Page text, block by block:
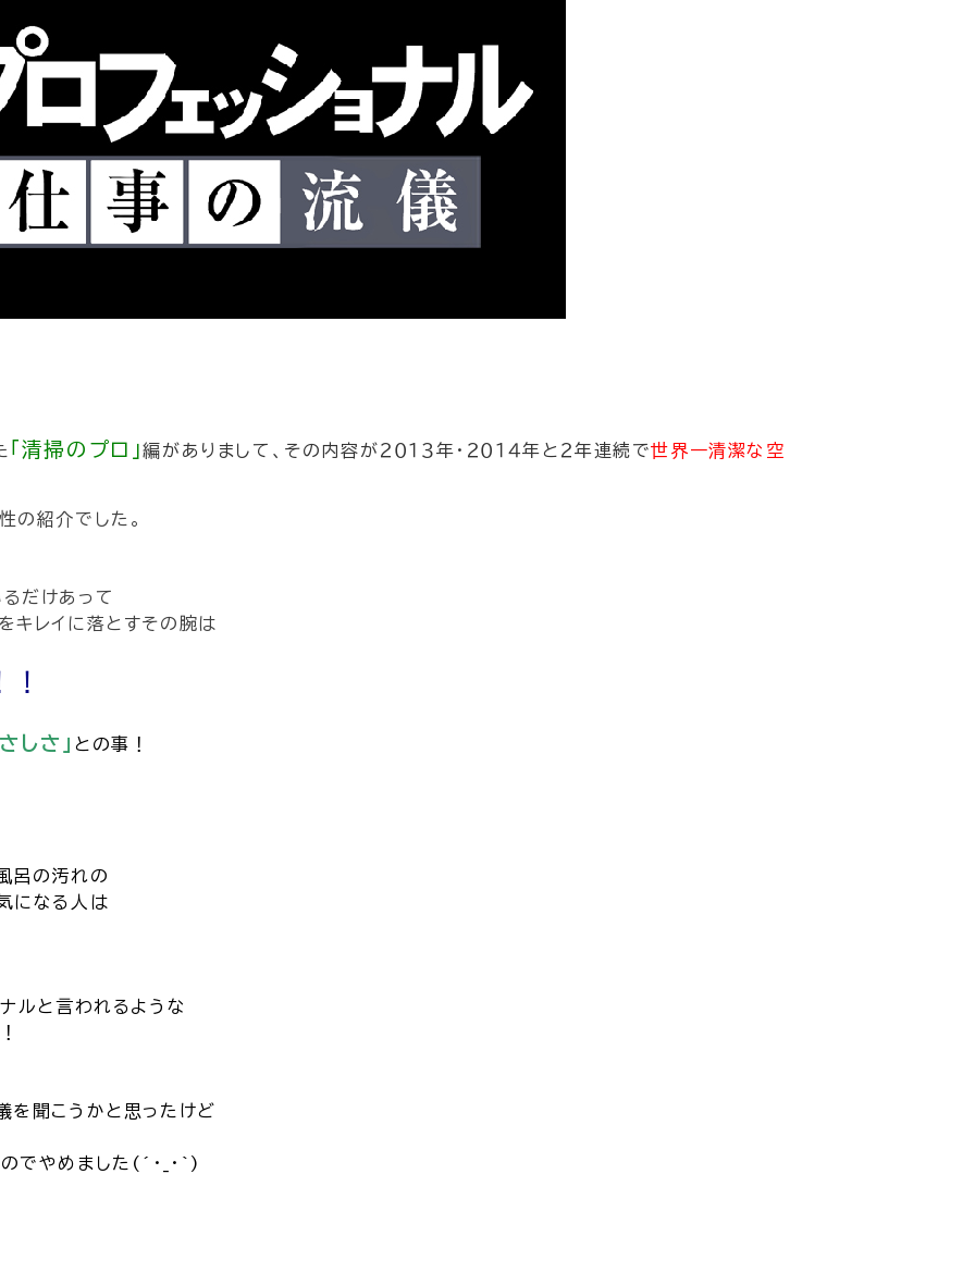
｢清掃のプロ」編がありまして、 その内容が２０１３年・２０１４年と２年連続で世界一清潔な空
の紹介でした。
だけあって
キレイに落とすその腕は
しさ」 との事！
呂の汚れの
になる人は
ルと言われるような
を聞こうかと思ったけど
でやめました(´･_･`)